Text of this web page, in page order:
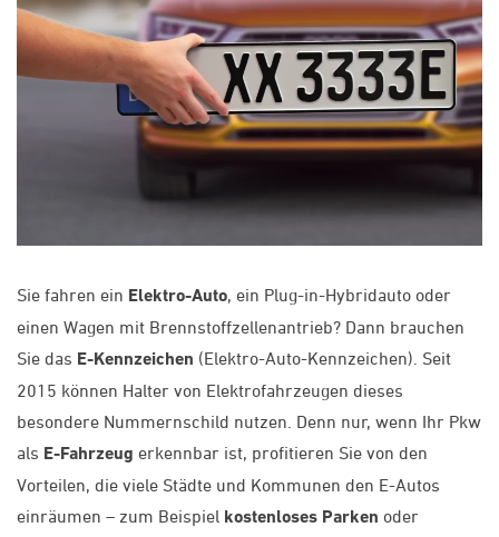
Sie fahren ein Elektro-Auto, ein Plug-in-Hybridauto oder
einen Wagen mit Brennstoffzellenantrieb? Dann brauchen
Sie das E-Kennzeichen (Elektro-Auto-Kennzeichen). Seit
2015 können Halter von Elektrofahrzeugen dieses
besondere Nummernschild nutzen. Denn nur, wenn Ihr Pkw
als E-Fahrzeug erkennbar ist, profitieren Sie von den
Vorteilen, die viele Städte und Kommunen den E-Autos
einräumen – zum Beispiel kostenloses Parken oder